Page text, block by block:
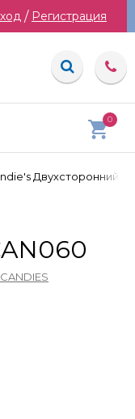
/ Регистрация
0
Двухсторонний
CANDIES